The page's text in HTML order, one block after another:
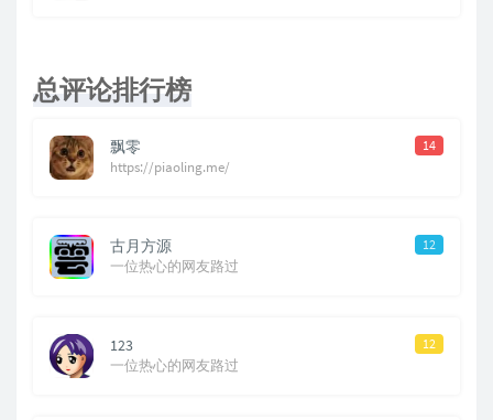
总评论排行榜
14
飘零
https://piaoling.me/
12
古月方源
一位热心的网友路过
12
123
一位热心的网友路过